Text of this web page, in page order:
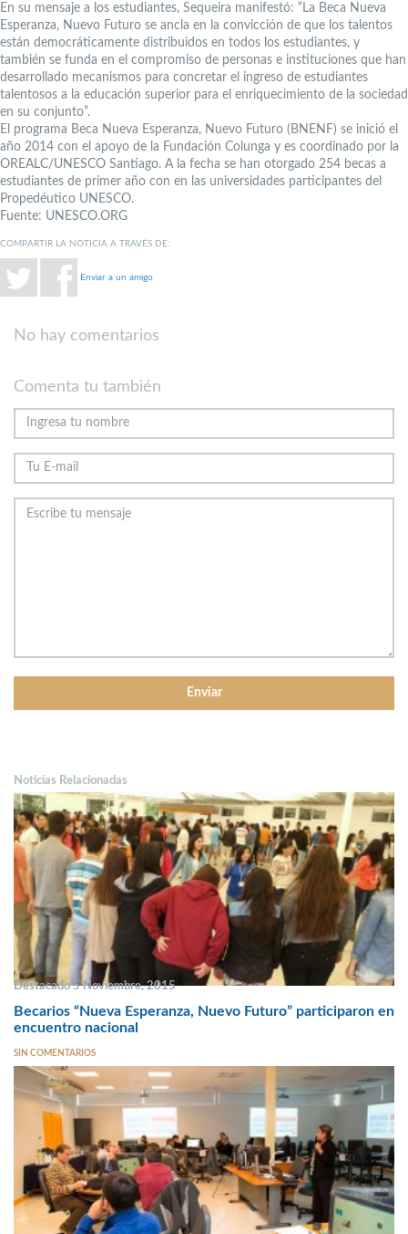
En su mensaje a los estudiantes, Sequeira manifestó: “La Beca Nueva
Esperanza, Nuevo Futuro se ancla en la convicción de que los talentos
están democráticamente distribuidos en todos los estudiantes, y
también se funda en el compromiso de personas e instituciones que han
desarrollado mecanismos para concretar el ingreso de estudiantes
talentosos a la educación superior para el enriquecimiento de la sociedad
en su conjunto”.
El programa Beca Nueva Esperanza, Nuevo Futuro (BNENF) se inició el
año 2014 con el apoyo de la Fundación Colunga y es coordinado por la
OREALC/UNESCO Santiago. A la fecha se han otorgado 254 becas a
estudiantes de primer año con en las universidades participantes del
Propedéutico UNESCO.
Fuente: UNESCO.ORG
COMPARTIR LA NOTICIA A TRAVÉS DE:
Enviar a un amigo
No hay comentarios
Comenta tu también
Noticias Relacionadas
Destacado 5 Noviembre, 2015
Becarios “Nueva Esperanza, Nuevo Futuro” participaron en
encuentro nacional
SIN COMENTARIOS